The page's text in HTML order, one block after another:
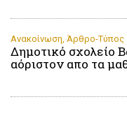
Ανακοίνωση, Άρθρο-Τύπος
Δημοτικό σχολείο
αόριστον απο τα